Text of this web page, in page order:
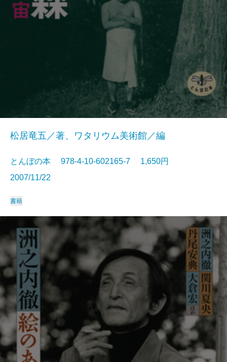
松居竜五／著、ワタリウム美術館／編
とんぼの本 978-4-10-602165-7 1,650円
2007/11/22
書籍